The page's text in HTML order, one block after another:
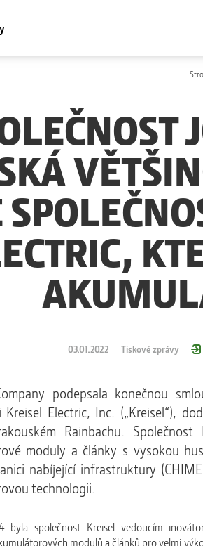
03.01.2022 Tiskové zprávy
podepsala konečnou
Kreisel Electric, Inc. („Kreisel“),
Rainbachu.
moduly a články s vysokou
nabíjející infrastruktury
technologii.
byla společnost Kreisel vedoucím
modulů a článků pro velmi